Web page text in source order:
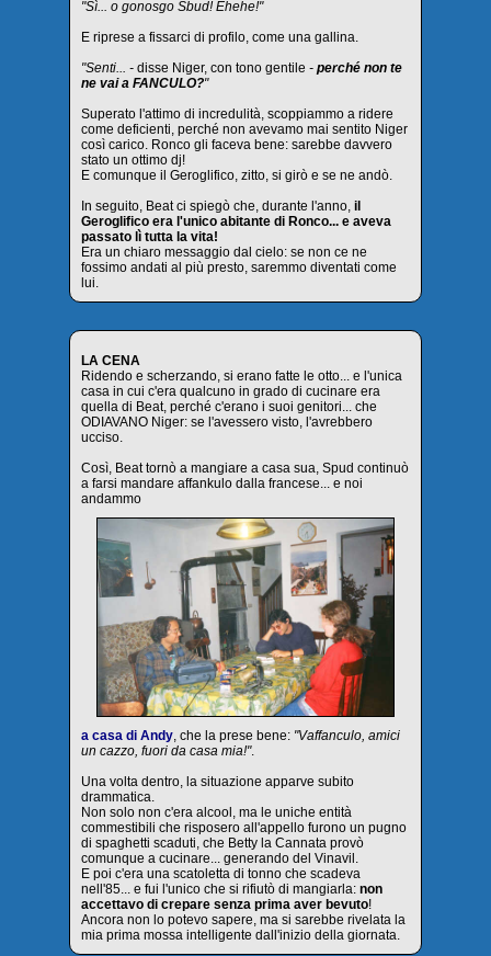
"Sì... o gonosgo Sbud! Ehehe!"
E riprese a fissarci di profilo, come una gallina.
"Senti... - disse Niger, con tono gentile - perché non te
ne vai a FANCULO?"
Superato l'attimo di incredulità, scoppiammo a ridere
come deficienti, perché non avevamo mai sentito Niger
così carico. Ronco gli faceva bene: sarebbe davvero
stato un ottimo dj!
E comunque il Geroglifico, zitto, si girò e se ne andò.
In seguito, Beat ci spiegò che, durante l'anno, il
Geroglifico era l'unico abitante di Ronco... e aveva
passato lì tutta la vita!
Era un chiaro messaggio dal cielo: se non ce ne
fossimo andati al più presto, saremmo diventati come
lui.
LA CENA
Ridendo e scherzando, si erano fatte le otto... e l'unica
casa in cui c'era qualcuno in grado di cucinare era
quella di Beat, perché c'erano i suoi genitori... che
ODIAVANO Niger: se l'avessero visto, l'avrebbero
ucciso.
Così, Beat tornò a mangiare a casa sua, Spud continuò
a farsi mandare affankulo dalla francese... e noi
andammo
a casa di Andy, che la prese bene: "Vaffanculo, amici
un cazzo, fuori da casa mia!".
Una volta dentro, la situazione apparve subito
drammatica.
Non solo non c'era alcool, ma le uniche entità
commestibili che risposero all'appello furono un pugno
di spaghetti scaduti, che Betty la Cannata provò
comunque a cucinare... generando del Vinavil.
E poi c'era una scatoletta di tonno che scadeva
nell'85... e fui l'unico che si rifiutò di mangiarla: non
accettavo di crepare senza prima aver bevuto!
Ancora non lo potevo sapere, ma si sarebbe rivelata la
mia prima mossa intelligente dall'inizio della giornata.